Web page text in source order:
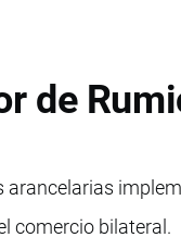
de
arancelarias
comercio bilateral.